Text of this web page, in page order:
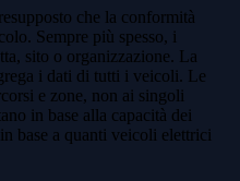
che la conformità
Sempre più spesso, i
sito o organizzazione. La
i dati di tutti i veicoli. Le
e zone, non ai singoli
in base alla capacità dei
base a quanti veicoli elettrici